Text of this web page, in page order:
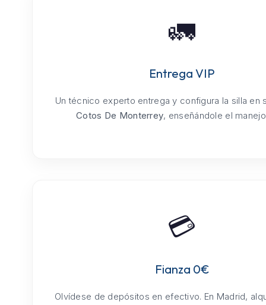
🚛
Entrega VIP
Un técnico experto entrega y configura la silla en
Cotos De Monterrey, enseñándole el
💳
Fianza 0€
Olvídese de depósitos en efectivo. En Madrid,